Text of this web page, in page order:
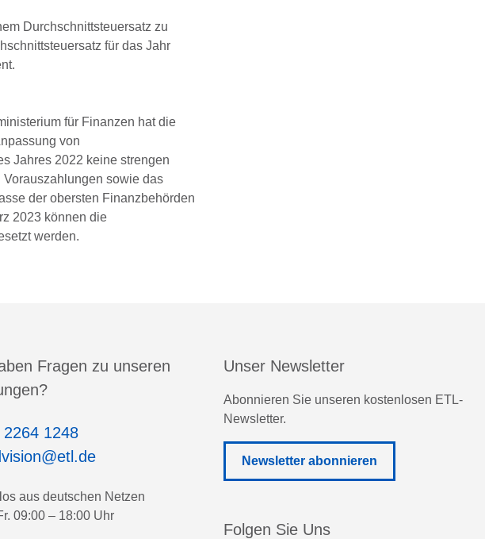
Durchschnittsteuersatz zu
für das Jahr
für Finanzen hat die
von
Jahres 2022 keine strengen
sowie das
der obersten Finanzbehörden
2023 können die
werden.
Fragen zu unseren
2264 1248
aus deutschen Netzen
09:00 – 18:00 Uhr
Unser Newsletter
Abonnieren Sie unseren kostenlosen ETL-
Newsletter.
Newsletter abonnieren
Folgen Sie Uns